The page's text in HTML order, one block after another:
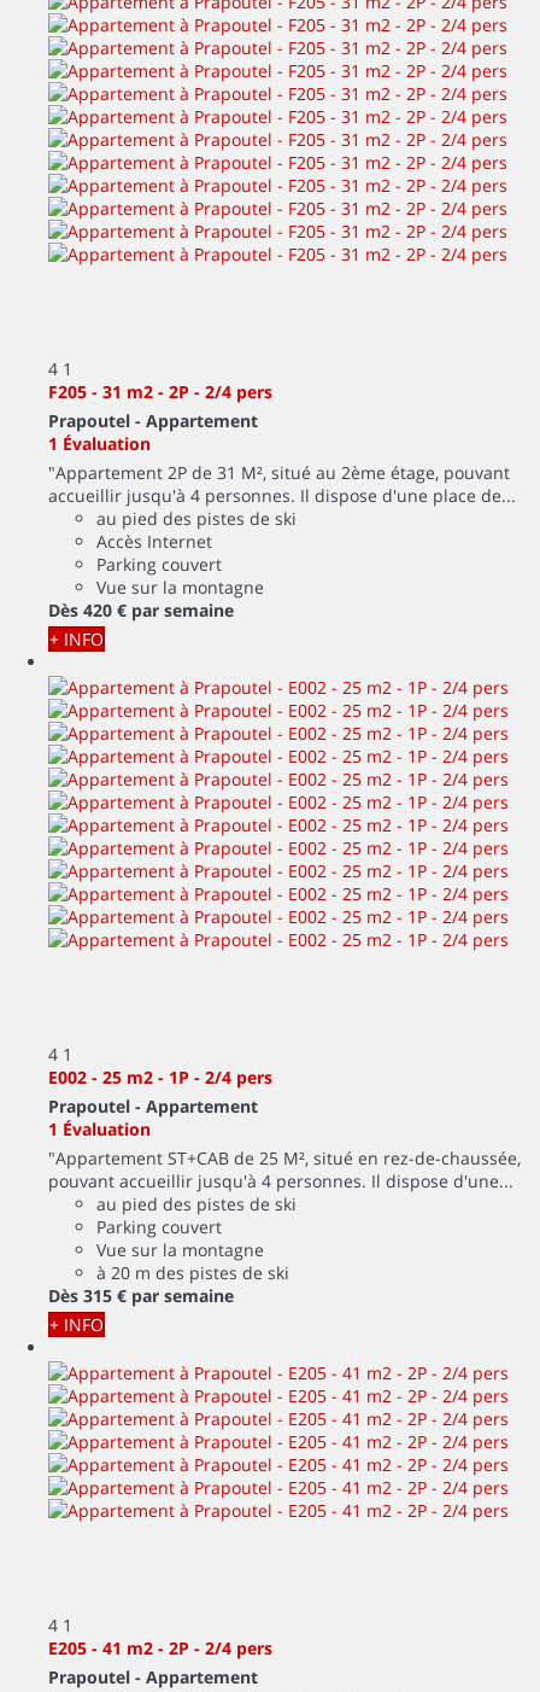
4 1
F205 - 31 m2 - 2P - 2/4 pers
Prapoutel - Appartement
1 Évaluation
"Appartement 2P de 31 M², situé au 2ème étage, pouvant
accueillir jusqu'à 4 personnes. Il dispose d'une place de...
au pied des pistes de ski
Accès Internet
Parking couvert
Vue sur la montagne
Dès 420 € par semaine
+ INFO
4 1
E002 - 25 m2 - 1P - 2/4 pers
Prapoutel - Appartement
1 Évaluation
"Appartement ST+CAB de 25 M², situé en rez-de-chaussée,
pouvant accueillir jusqu'à 4 personnes. Il dispose d'une...
au pied des pistes de ski
Parking couvert
Vue sur la montagne
à 20 m des pistes de ski
Dès 315 € par semaine
+ INFO
4 1
E205 - 41 m2 - 2P - 2/4 pers
Prapoutel - Appartement